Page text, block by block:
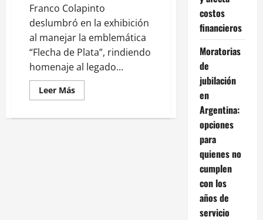
Franco Colapinto
deslumbró en la exhibición
al manejar la emblemática
“Flecha de Plata”, rindiendo
homenaje al legado...
Leer MásLeer
más
En
costos
financieros
Moratorias
de
jubilación
en
Argentina:
opciones
para
quienes no
cumplen
con los
años de
servicio